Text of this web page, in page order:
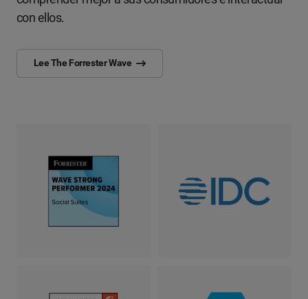
con ellos.
Lee The Forrester Wave